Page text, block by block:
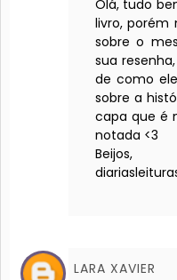
Olá, tudo
livro, porém
sobre o
sua
de como
sobre a
capa que é
notada <3
Beijos,
LARA XAVIER